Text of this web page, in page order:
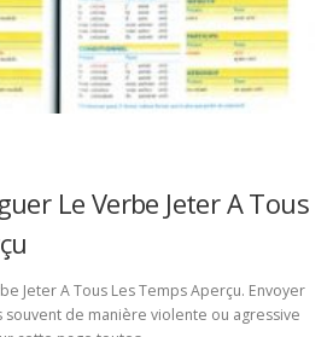
Le Verbe Jeter A Tous
Jeter A Tous Les Temps Aperçu. Envoyer
souvent de manière violente ou agressive